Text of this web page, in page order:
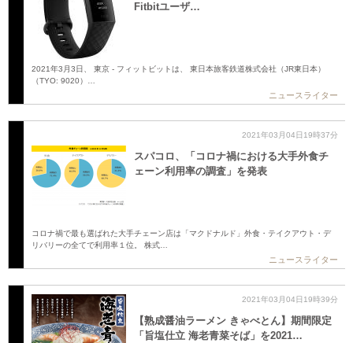
Fitbitユーザ…
2021年3月3日、 東京 - フィットビットは、 東日本旅客鉄道株式会社（JR東日本）
（TYO: 9020）…
ニュースライター
2021年03月04日19時37分
スパコロ、「コロナ禍における大手外食チ
ェーン利用率の調査」を発表
コロナ禍で最も選ばれた大手チェーン店は「マクドナルド」外食・テイクアウト・デ
リバリーの全てで利用率１位。 株式…
ニュースライター
2021年03月04日19時39分
【熟成醤油ラーメン きゃべとん】期間限定
「旨塩仕立 海老青菜そば」を2021…